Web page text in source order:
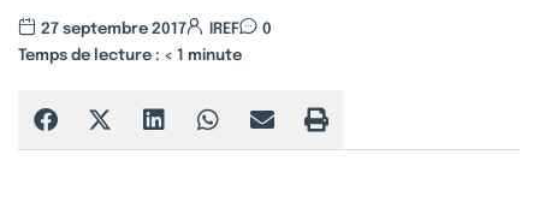
27 septembre 2017 IREF
0
Temps de lecture : < 1 minute